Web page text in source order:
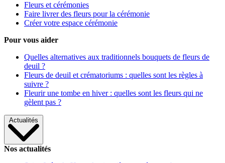
Fleurs et cérémonies
Faire livrer des fleurs pour la cérémonie
Créer votre espace cérémonie
Pour vous aider
Quelles alternatives aux traditionnels bouquets de fleurs de
deuil ?
Fleurs de deuil et crématoriums : quelles sont les règles à
suivre ?
Fleurir une tombe en hiver : quelles sont les fleurs qui ne
gèlent pas ?
Actualités
Nos actualités